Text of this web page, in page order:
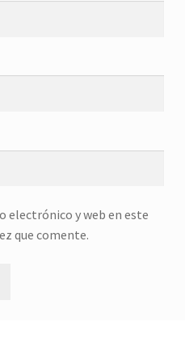
electrónico y web en este
que comente.